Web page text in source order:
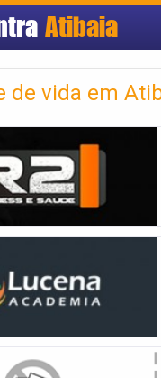
Atibaia
de vida em